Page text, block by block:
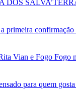
DOS
primeira confirmação
Vian e Fogo Fogo
para quem